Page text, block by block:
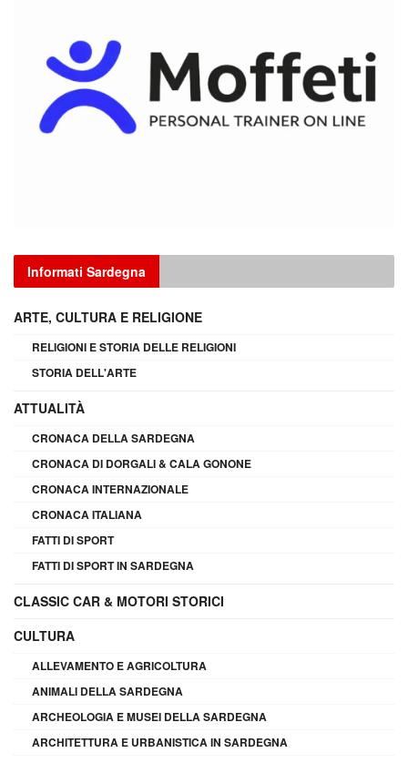
Informati Sardegna
ARTE, CULTURA E RELIGIONE
RELIGIONI E STORIA DELLE RELIGIONI
STORIA DELL'ARTE
ATTUALITÀ
CRONACA DELLA SARDEGNA
CRONACA DI DORGALI & CALA GONONE
CRONACA INTERNAZIONALE
CRONACA ITALIANA
FATTI DI SPORT
FATTI DI SPORT IN SARDEGNA
CLASSIC CAR & MOTORI STORICI
CULTURA
ALLEVAMENTO E AGRICOLTURA
ANIMALI DELLA SARDEGNA
ARCHEOLOGIA E MUSEI DELLA SARDEGNA
ARCHITETTURA E URBANISTICA IN SARDEGNA